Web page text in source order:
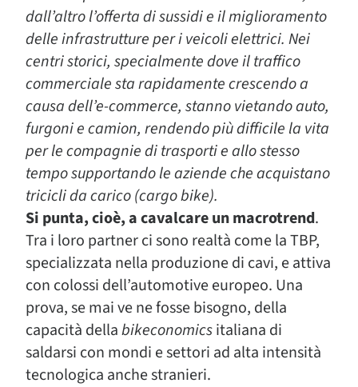
dall’altro l’offerta di sussidi e il miglioramento
delle infrastrutture per i veicoli elettrici. Nei
centri storici, specialmente dove il traffico
commerciale sta rapidamente crescendo a
causa dell’e-commerce, stanno vietando auto,
furgoni e camion, rendendo più difficile la vita
per le compagnie di trasporti e allo stesso
tempo supportando le aziende che acquistano
tricicli da carico (cargo bike).
Si punta, cioè, a cavalcare un macrotrend.
Tra i loro partner ci sono realtà come la TBP,
specializzata nella produzione di cavi, e attiva
con colossi dell’automotive europeo. Una
prova, se mai ve ne fosse bisogno, della
capacità dellabikeconomicsitaliana di
saldarsi con mondi e settori ad alta intensità
tecnologica anche stranieri.